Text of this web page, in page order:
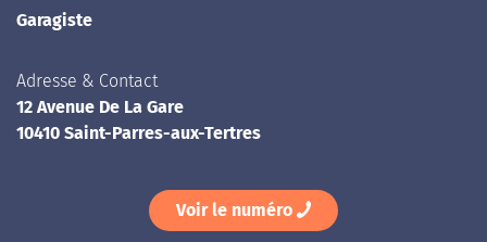
Garagiste
Adresse & Contact
12 Avenue De La Gare
10410 Saint-Parres-aux-Tertres
Voir le numéro